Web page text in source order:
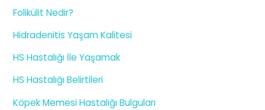
Folikülit Nedir?
Hidradenitis Yaşam Kalitesi
HS Hastalığı İle Yaşamak
HS Hastalığı Belirtileri
Köpek Memesi Hastalığı Bulguları